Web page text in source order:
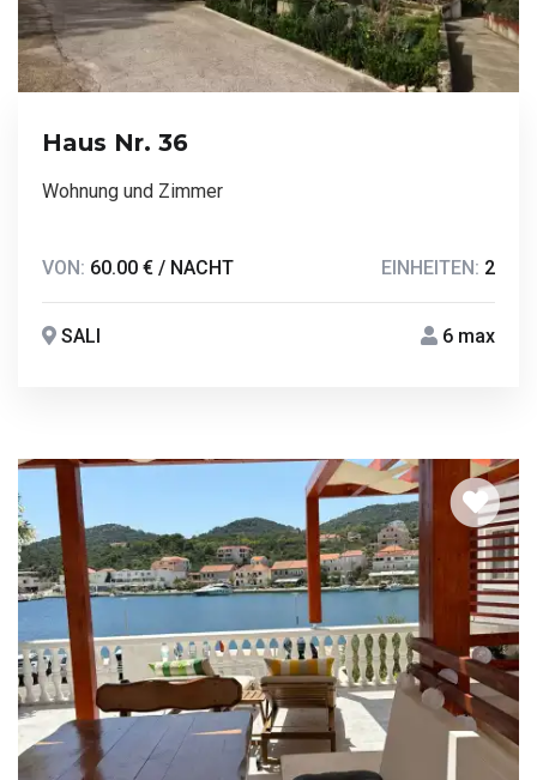
Haus Nr. 36
Wohnung und Zimmer
VON: 60.00 € / NACHT EINHEITEN: 2
SALI 6 max